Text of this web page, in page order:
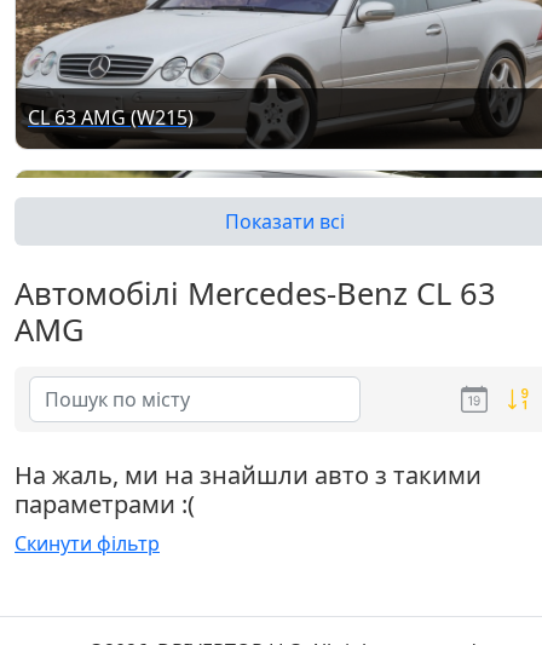
CL 63 AMG (W215)
CL 63 AMG (C216)
Показати всі
Автомобілі Mercedes-Benz CL 63
AMG
На жаль, ми на знайшли авто з такими
параметрами :(
Скинути фільтр